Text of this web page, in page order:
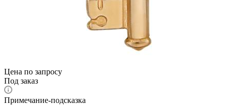
Цена по запросу
Под заказ
Примечание-подсказка